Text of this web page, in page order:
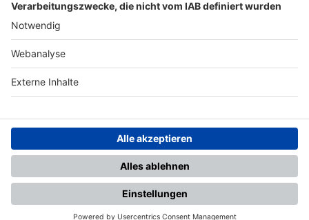
Nutzungsbedingungen Datenschutz Impressum